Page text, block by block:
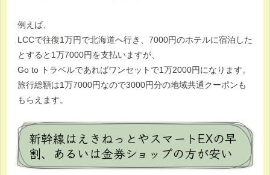
例えば、
LCCで往復1万円で北海道へ行き、7000円のホテルに宿泊した
とすると1万7000円を支払いますが、
Go to トラベルであればワンセットで1万2000円になります。
旅行総額は1万7000円なので3000円分の地域共通クーポンも
もらえます。
新幹線はえきねっとやスマートEXの早
割、あるいは金券ショップの方が安い